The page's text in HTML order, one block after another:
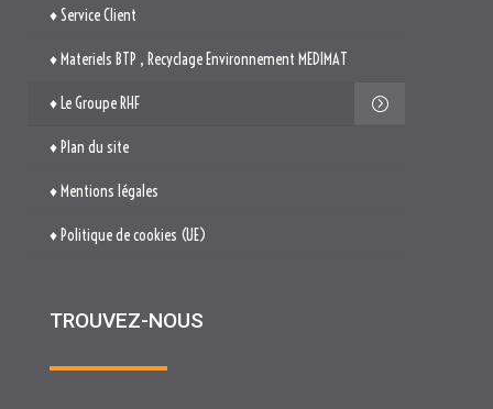
♦ Mentions légales
♦ Politique de cookies (UE)
TROUVEZ-NOUS

514. Avenue Jean Monnet
